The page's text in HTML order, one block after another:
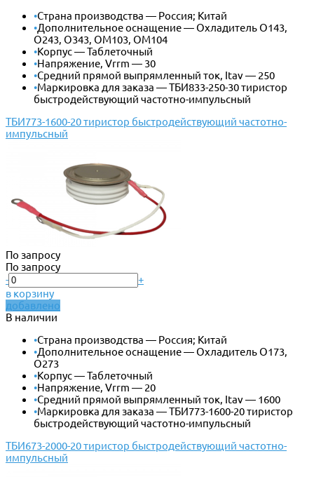
•Страна производства — Россия; Китай
•Дополнительное оснащение — Охладитель О143,
О243, О343, ОМ103, ОМ104
•Корпус — Таблеточный
•Напряжение, Vrrm — 30
•Средний прямой выпрямленный ток, Itav — 250
•Маркировка для заказа — ТБИ833-250-30 тиристор
быстродействующий частотно-импульсный
ТБИ773-1600-20 тиристор быстродействующий частотно-
импульсный
По запросу
По запросу
-
+
в корзину
добавлено
В наличии
•Страна производства — Россия; Китай
•Дополнительное оснащение — Охладитель О173,
О273
•Корпус — Таблеточный
•Напряжение, Vrrm — 20
•Средний прямой выпрямленный ток, Itav — 1600
•Маркировка для заказа — ТБИ773-1600-20 тиристор
быстродействующий частотно-импульсный
ТБИ673-2000-20 тиристор быстродействующий частотно-
импульсный